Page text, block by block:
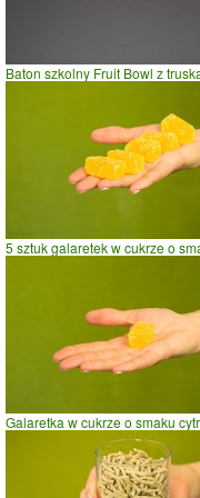
spacer
prowadzenie samochodu
Baton szkolny Fruit Bowl z
5 sztuk galaretek w cukrze o
Galaretka w cukrze o smaku